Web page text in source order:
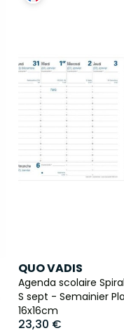
QUO VADIS
Agenda scolaire
S sept - Semainier
16x16cm
23,30 €